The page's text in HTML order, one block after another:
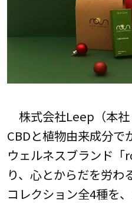
株式会社Leep（本社
CBDと植物由来成分で
ウェルネスブランド
り、心とからだを労わ
コレクション全4種を